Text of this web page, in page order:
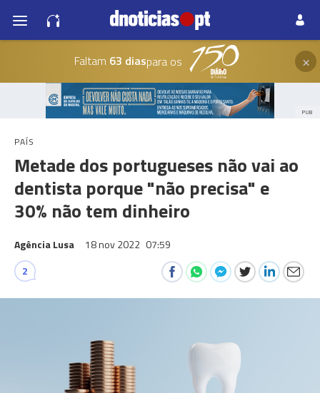
Faltam 63 diaspara os ×
PUB
PAÍS
Metade dos portugueses não vai ao
dentista porque "não precisa" e
30% não tem dinheiro
Agência Lusa 18 nov 2022 07:59
2